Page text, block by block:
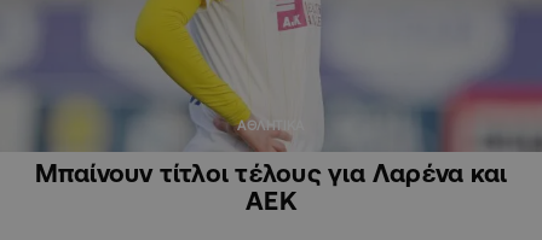
ΑΘΛΗΤΙΚΑ
Μπαίνουν τίτλοι τέλους για Λαρένα και
ΑΕΚ